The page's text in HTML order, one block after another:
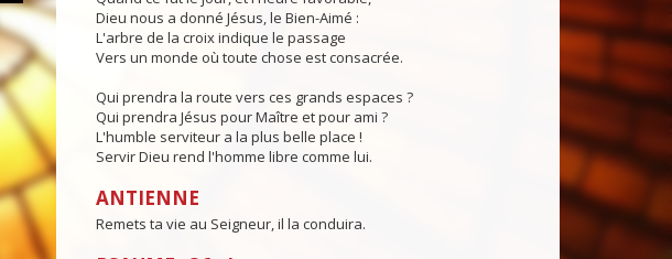
Dieu nous a donné Jésus, le Bien-Aimé :
L'arbre de la croix indique le passage
Vers un monde où toute chose est consacrée.
Qui prendra la route vers ces grands espaces ?
Qui prendra Jésus pour Maître et pour ami ?
L'humble serviteur a la plus belle place !
Servir Dieu rend l'homme libre comme lui.
ANTIENNE
Remets ta vie au Seigneur, il la conduira.